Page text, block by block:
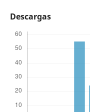
Descargas